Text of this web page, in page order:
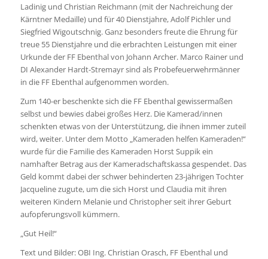
Ladinig und Christian Reichmann (mit der Nachreichung der
Kärntner Medaille) und für 40 Dienstjahre, Adolf Pichler und
Siegfried Wigoutschnig. Ganz besonders freute die Ehrung für
treue 55 Dienstjahre und die erbrachten Leistungen mit einer
Urkunde der FF Ebenthal von Johann Archer. Marco Rainer und
DI Alexander Hardt-Stremayr sind als Probefeuerwehrmänner
in die FF Ebenthal aufgenommen worden.
Zum 140-er beschenkte sich die FF Ebenthal gewissermaßen
selbst und bewies dabei großes Herz. Die Kamerad/innen
schenkten etwas von der Unterstützung, die ihnen immer zuteil
wird, weiter. Unter dem Motto „Kameraden helfen Kameraden!“
wurde für die Familie des Kameraden Horst Suppik ein
namhafter Betrag aus der Kameradschaftskassa gespendet. Das
Geld kommt dabei der schwer behinderten 23-jährigen Tochter
Jacqueline zugute, um die sich Horst und Claudia mit ihren
weiteren Kindern Melanie und Christopher seit ihrer Geburt
aufopferungsvoll kümmern.
„Gut Heil!“
Text und Bilder: OBI Ing. Christian Orasch, FF Ebenthal und